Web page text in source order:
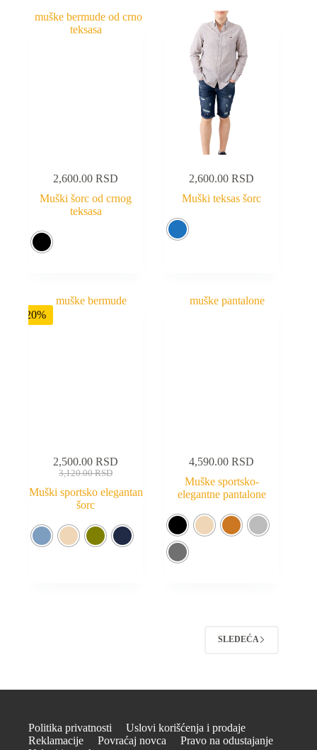
2,600.00RSD
Muški šorc od crnog
teksasa
2,600.00RSD
Muški teksas šorc
-20%
3,120.00RSD
2,500.00RSD
Muški sportsko elegantan
šorc
4,590.00RSD
Muške sportsko-
elegantne pantalone
SLEDEĆA
Politika privatnosti
Uslovi korišćenja i prodaje
Reklamacije
Povraćaj novca
Pravo na odustajanje